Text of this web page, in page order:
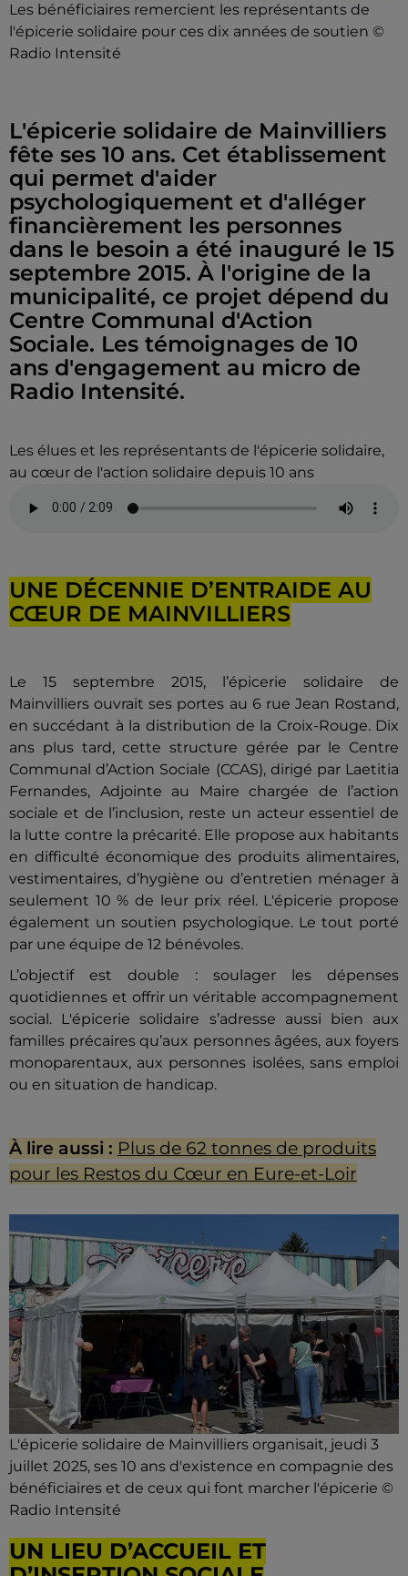
Les bénéficiaires remercient les représentants de
l'épicerie solidaire pour ces dix années de soutien ©
Radio Intensité
L'épicerie solidaire de Mainvilliers
fête ses 10 ans. Cet établissement
qui permet d'aider
psychologiquement et d'alléger
financièrement les personnes
dans le besoin a été inauguré le 15
septembre 2015. À l'origine de la
municipalité, ce projet dépend du
Centre Communal d'Action
Sociale. Les témoignages de 10
ans d'engagement au micro de
Radio Intensité.
Les élues et les représentants de l'épicerie solidaire,
au cœur de l'action solidaire depuis 10 ans
UNE DÉCENNIE D’ENTRAIDE AU
CŒUR DE MAINVILLIERS
Le 15 septembre 2015, l’épicerie solidaire de
Mainvilliers ouvrait ses portes au 6 rue Jean Rostand,
en succédant à la distribution de la Croix-Rouge. Dix
ans plus tard, cette structure gérée par le Centre
Communal d’Action Sociale (CCAS), dirigé par Laetitia
Fernandes, Adjointe au Maire chargée de l’action
sociale et de l’inclusion, reste un acteur essentiel de
la lutte contre la précarité. Elle propose aux habitants
en difficulté économique des produits alimentaires,
vestimentaires, d’hygiène ou d’entretien ménager à
seulement 10 % de leur prix réel. L'épicerie propose
également un soutien psychologique. Le tout porté
par une équipe de 12 bénévoles.
L’objectif est double : soulager les dépenses
quotidiennes et offrir un véritable accompagnement
social. L'épicerie solidaire s’adresse aussi bien aux
familles précaires qu’aux personnes âgées, aux foyers
monoparentaux, aux personnes isolées, sans emploi
ou en situation de handicap.
À lire aussi : Plus de 62 tonnes de produits
pour les Restos du Cœur en Eure-et-Loir
L'épicerie solidaire de Mainvilliers organisait, jeudi 3
juillet 2025, ses 10 ans d'existence en compagnie des
bénéficiaires et de ceux qui font marcher l'épicerie ©
Radio Intensité
UN LIEU D’ACCUEIL ET